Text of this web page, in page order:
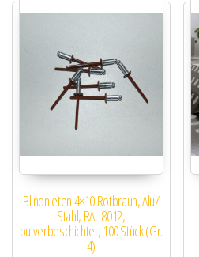
Blindnieten 4×10 Rotbraun, Alu/
Stahl, RAL 8012,
pulverbeschichtet, 100 Stück (Gr.
4)